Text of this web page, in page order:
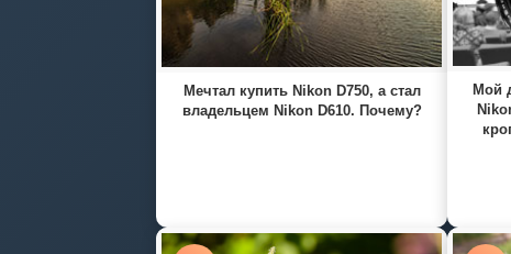
Мечтал купить Nikon D750, а стал
владельцем Nikon D610. Почему?
Мой